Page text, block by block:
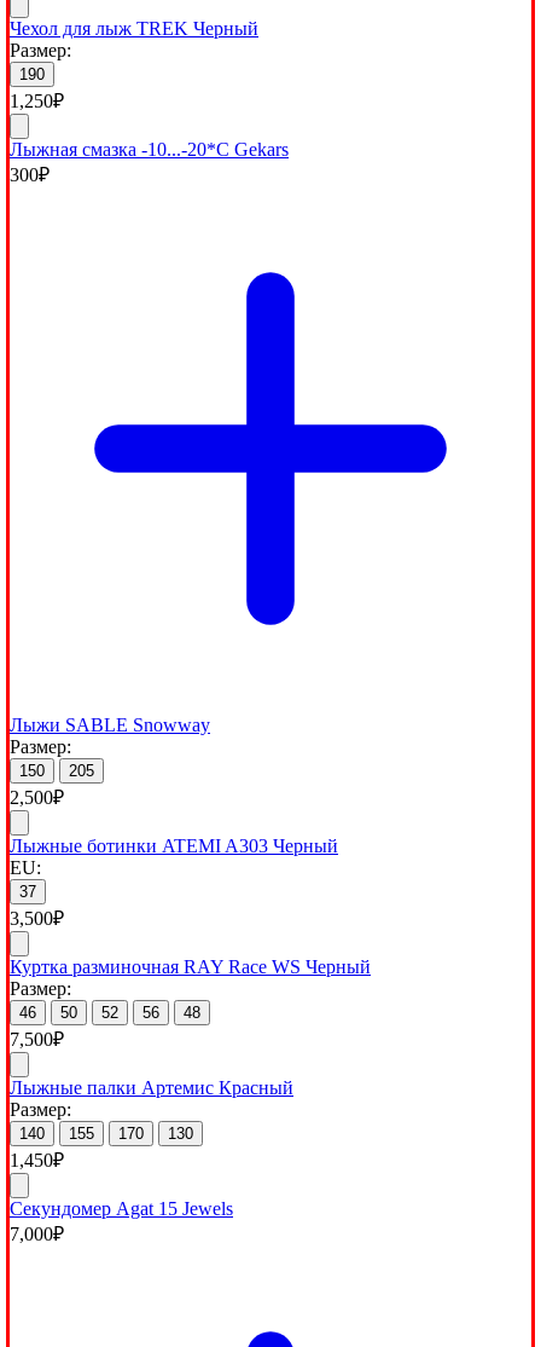
Чехол для лыж TREK Черный
Размер:
190
1,250₽
Лыжная смазка -10...-20*С Gekars
300₽
Лыжи SABLE Snowway
Размер:
150 205
2,500₽
Лыжные ботинки ATEMI A303 Черный
EU:
37
3,500₽
Куртка разминочная RAY Race WS Черный
Размер:
46 50 52 56 48
7,500₽
Лыжные палки Артемис Красный
Размер:
140 155 170 130
1,450₽
Секундомер Agat 15 Jewels
7,000₽